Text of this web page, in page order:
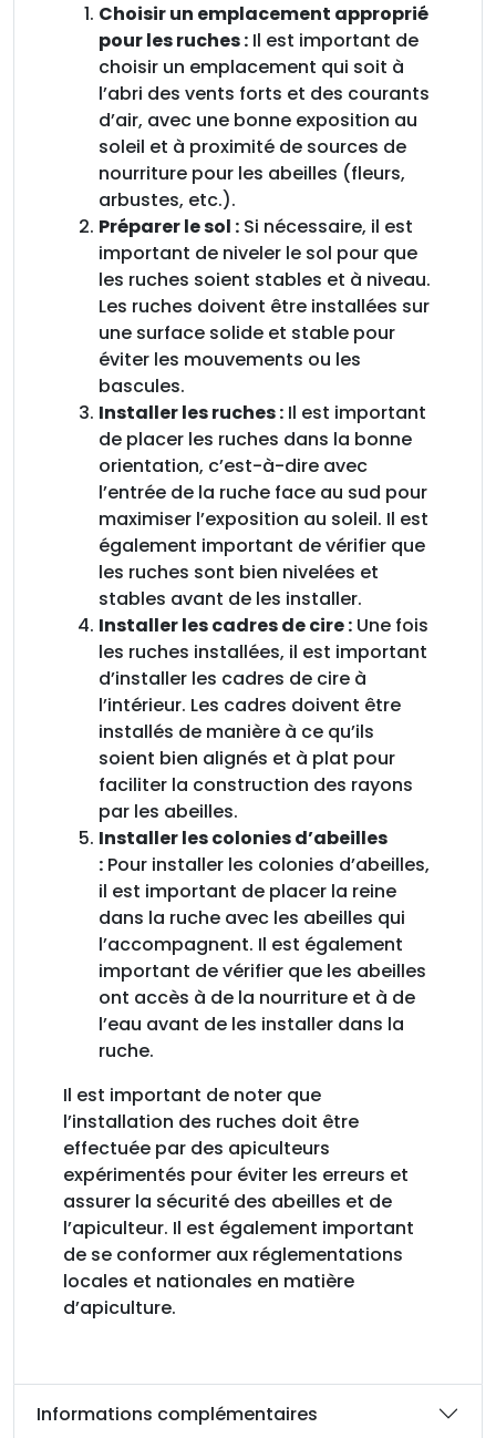
Choisir un emplacement approprié
pour les ruches : Il est important de
choisir un emplacement qui soit à
l’abri des vents forts et des courants
d’air, avec une bonne exposition au
soleil et à proximité de sources de
nourriture pour les abeilles (fleurs,
arbustes, etc.).
Préparer le sol : Si nécessaire, il est
important de niveler le sol pour que
les ruches soient stables et à niveau.
Les ruches doivent être installées sur
une surface solide et stable pour
éviter les mouvements ou les
bascules.
Installer les ruches : Il est important
de placer les ruches dans la bonne
orientation, c’est-à-dire avec
l’entrée de la ruche face au sud pour
maximiser l’exposition au soleil. Il est
également important de vérifier que
les ruches sont bien nivelées et
stables avant de les installer.
Installer les cadres de cire : Une fois
les ruches installées, il est important
d’installer les cadres de cire à
l’intérieur. Les cadres doivent être
installés de manière à ce qu’ils
soient bien alignés et à plat pour
faciliter la construction des rayons
par les abeilles.
Installer les colonies d’abeilles
: Pour installer les colonies d’abeilles,
il est important de placer la reine
dans la ruche avec les abeilles qui
l’accompagnent. Il est également
important de vérifier que les abeilles
ont accès à de la nourriture et à de
l’eau avant de les installer dans la
ruche.
Il est important de noter que
l’installation des ruches doit être
effectuée par des apiculteurs
expérimentés pour éviter les erreurs et
assurer la sécurité des abeilles et de
l’apiculteur. Il est également important
de se conformer aux réglementations
locales et nationales en matière
d’apiculture.
Informations complémentaires